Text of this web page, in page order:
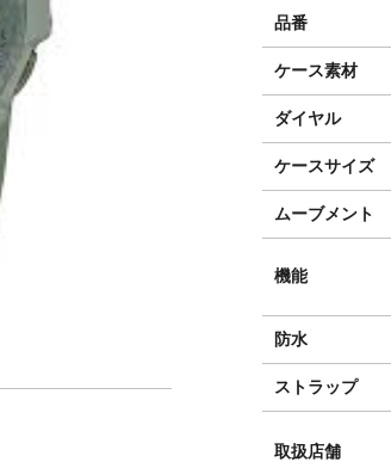
品番
ケース素材
ダイヤル
ケースサイズ
ムーブメント
機能
防水
ストラップ
取扱店舗